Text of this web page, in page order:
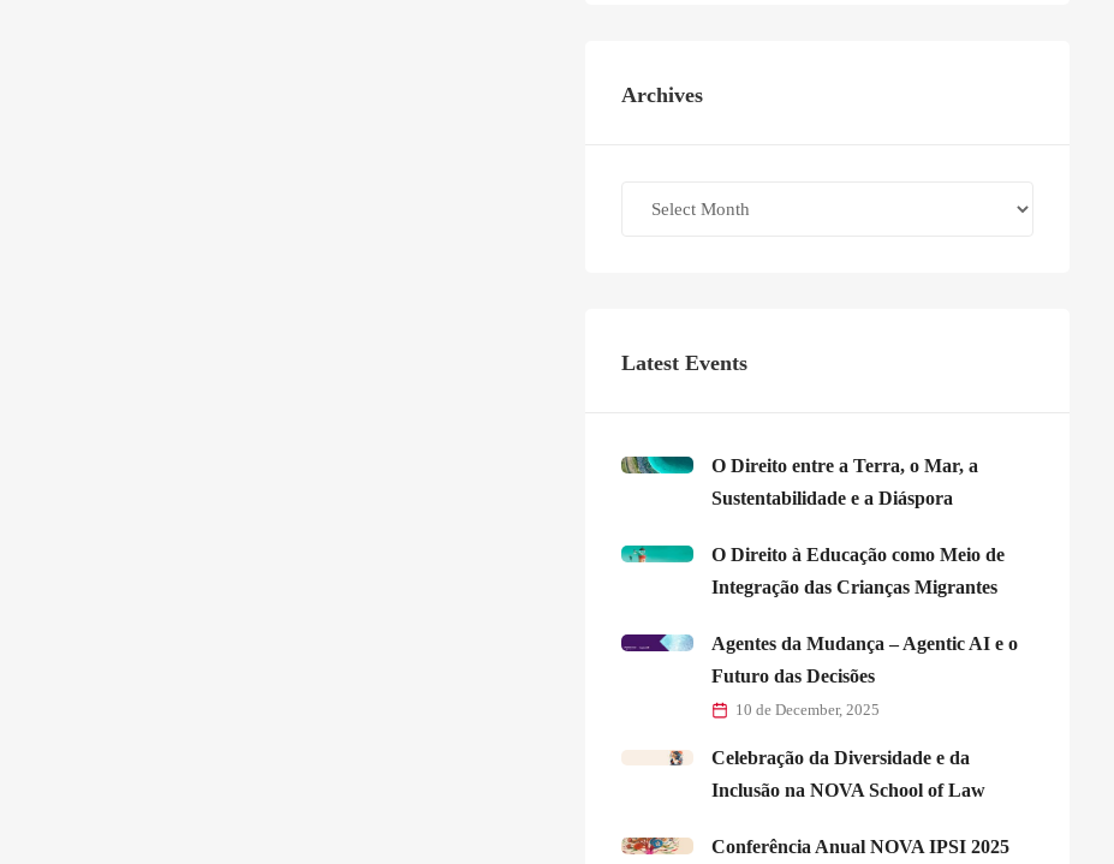
Archives
Latest Events
O Direito entre a Terra, o Mar, a
Sustentabilidade e a Diáspora
O Direito à Educação como Meio de
Integração das Crianças Migrantes
Agentes da Mudança – Agentic AI e o
Futuro das Decisões
10 de December, 2025
Celebração da Diversidade e da
Inclusão na NOVA School of Law
Conferência Anual NOVA IPSI 2025